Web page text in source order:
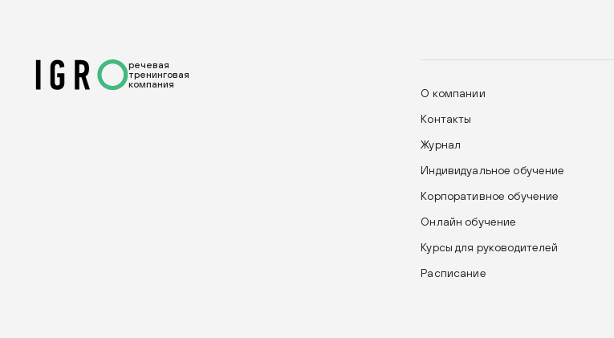
речевая
тренинговая
компания
О компании
Контакты
Журнал
Индивидуальное обучение
Корпоративное обучение
Онлайн обучение
Курсы для руководителей
Расписание